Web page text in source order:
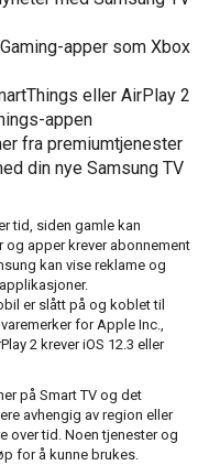
apper som Xbox
eller AirPlay 2
appen
fra premiumtjenester
din nye Samsung TV
tid, siden gamle kan
og apper krever abonnement
kan vise reklame og
er slått på og koblet til
for Apple Inc.,
2 krever iOS 12.3 eller
på Smart TV og det
avhengig av region eller
over tid. Noen tjenester og
for å kunne brukes.